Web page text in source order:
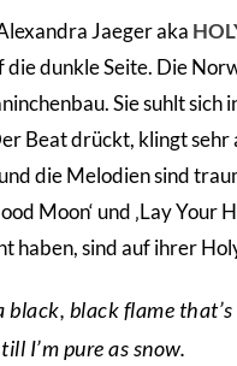
Jaeger aka
die dunkle Seite. Die
Sie suhlt sich
Beat drückt, klingt sehr
die Melodien sind
Moon‘ und ‚Lay Your
haben, sind auf ihrer
black, black flame
I’m pure as snow.